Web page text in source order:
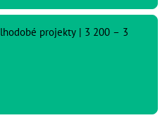
projekty | 3 200 – 3